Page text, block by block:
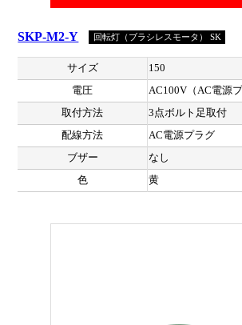
SKP-M2-Y 回転灯（ブラシレスモータ） SK
サイズ
150
電圧
AC100V（AC電源プ
取付方法
3点ボルト足取付
配線方法
AC電源プラグ
ブザー
なし
色
黄